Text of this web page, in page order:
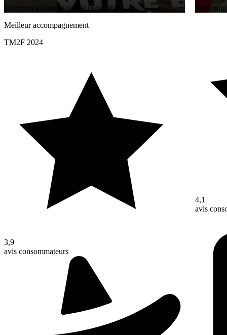
Commerce alimentaire de proximité
Meilleur accompagnement
TM2F 2024
3,9
avis consommateurs
4,1
avis